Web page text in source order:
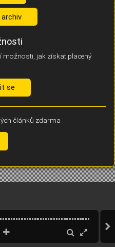
o stejné zařízení, a
do vašeho zařízení, abychom se
kdykoli později upravit ve Správě
možnosti, jak získat placený
se
článků zdarma